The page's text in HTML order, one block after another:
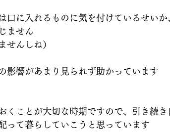
口に入れるものに気を付けているせいか
ません
せんしね）
影響があまり見られず助かっています
くことが大切な時期ですので、引き続き
って暮らしていこうと思っています